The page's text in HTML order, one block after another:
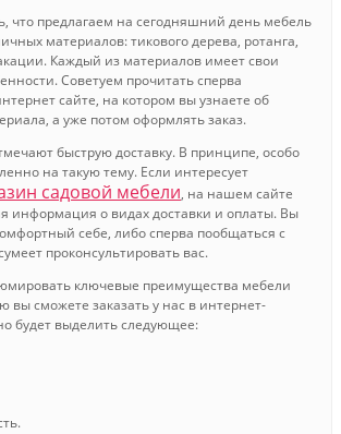
что предлагаем на сегодняшний день мебель
материалов: тикового дерева, ротанга,
Каждый из материалов имеет свои
Советуем прочитать сперва
сайте, на котором вы узнаете об
а уже потом оформлять заказ.
быструю доставку. В принципе, особо
на такую тему. Если интересует
садовой мебели, на нашем сайте
информация о видах доставки и оплаты. Вы
себе, либо сперва пообщаться с
проконсультировать вас.
ключевые преимущества мебели
вы сможете заказать у нас в интернет-
будет выделить следующее: